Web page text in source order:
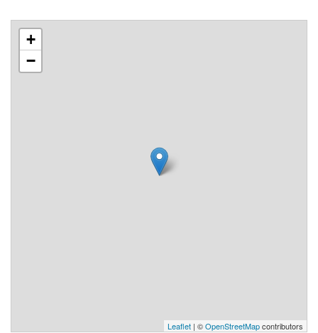
+
−
Leaflet | ©OpenStreetMapcontributors